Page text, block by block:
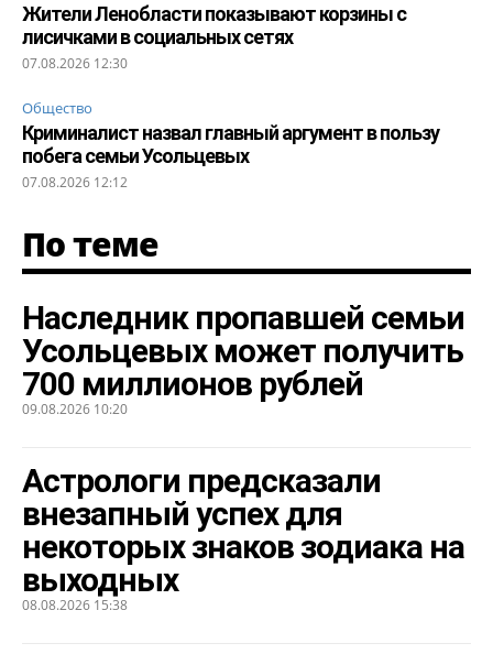
Жители Ленобласти показывают корзины с
лисичками в социальных сетях
07.08.2026 12:30
Общество
Криминалист назвал главный аргумент в пользу
побега семьи Усольцевых
07.08.2026 12:12
По теме
Наследник пропавшей семьи
Усольцевых может получить
700 миллионов рублей
09.08.2026 10:20
Астрологи предсказали
внезапный успех для
некоторых знаков зодиака на
выходных
08.08.2026 15:38